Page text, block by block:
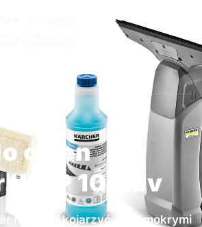
okien
WVP 10 Adv
nie musi kojarzyć się z mokrymi